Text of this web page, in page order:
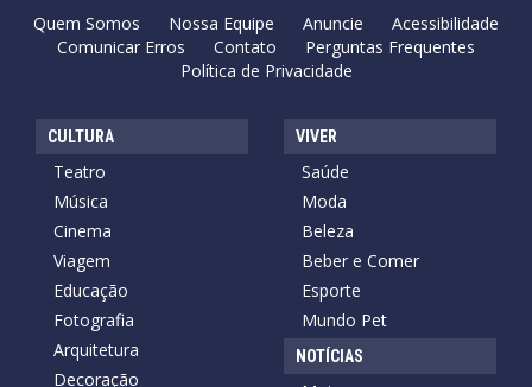
Quem Somos Nossa Equipe Anuncie
Acessibilidade
Comunicar Erros
Contato
Perguntas Frequentes
Política de Privacidade
CULTURA
Teatro
Música
Cinema
Viagem
Educação
Fotografia
Arquitetura
Decoração
VIVER
Saúde
Moda
Beleza
Beber e Comer
Esporte
Mundo Pet
NOTÍCIAS